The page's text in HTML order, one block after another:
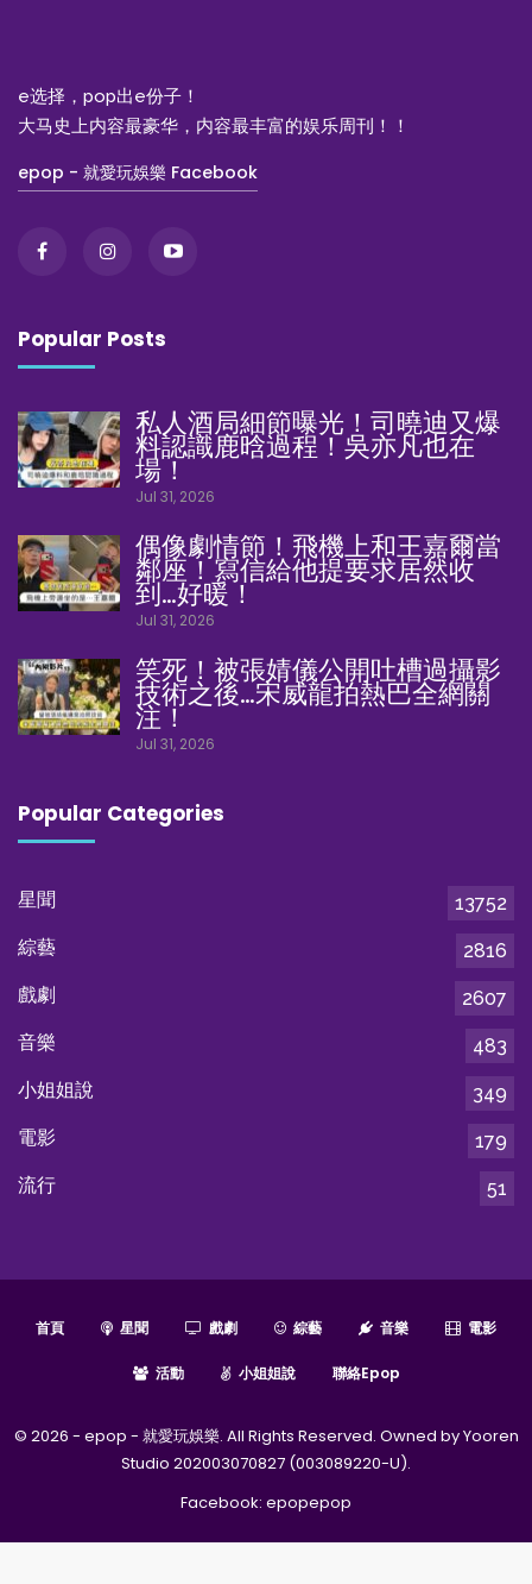
e选择，pop出e份子！
大马史上内容最豪华，内容最丰富的娱乐周刊！！
epop - 就愛玩娛樂 Facebook
Popular Posts
私人酒局細節曝光！司曉迪又爆
料認識鹿晗過程！吳亦凡也在
場！
Jul 31, 2026
偶像劇情節！飛機上和王嘉爾當
鄰座！寫信給他提要求居然收
到…好暖！
Jul 31, 2026
笑死！被張婧儀公開吐槽過攝影
技術之後…宋威龍拍熱巴全網關
注！
Jul 31, 2026
Popular Categories
星聞
13752
綜藝
2816
戲劇
2607
音樂
483
小姐姐說
349
電影
179
流行
51
首頁 星聞 戲劇 綜藝 音樂 電影
活動 小姐姐說 聯絡epop
© 2026 - epop - 就愛玩娛樂. All Rights Reserved. Owned by Yooren
Studio 202003070827 (003089220-U).
Facebook: epopepop